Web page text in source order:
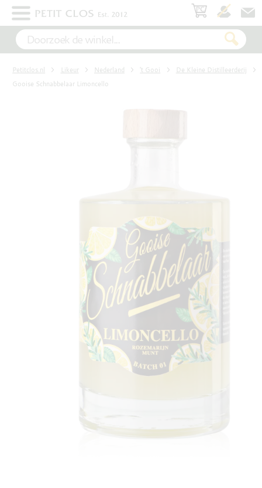
WIT
ROSÉ
Petitclos.nl Likeur Nederland 't Gooi
De Kleine Distilleerderij
Gooise Schnabbelaar Limoncello